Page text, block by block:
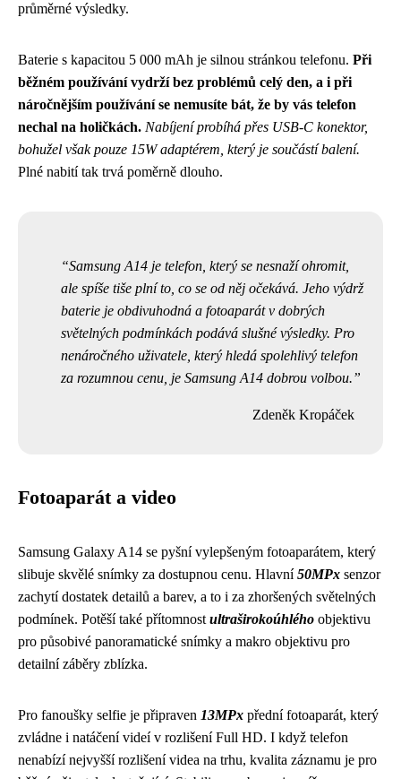
průměrné výsledky.
Baterie s kapacitou 5 000 mAh je silnou stránkou telefonu. Při
běžném používání vydrží bez problémů celý den, a i při
náročnějším používání se nemusíte bát, že by vás telefon
nechal na holičkách. Nabíjení probíhá přes USB-C konektor,
bohužel však pouze 15W adaptérem, který je součástí balení.
Plné nabití tak trvá poměrně dlouho.
Samsung A14 je telefon, který se nesnaží ohromit,
ale spíše tiše plní to, co se od něj očekává. Jeho výdrž
baterie je obdivuhodná a fotoaparát v dobrých
světelných podmínkách podává slušné výsledky. Pro
nenáročného uživatele, který hledá spolehlivý telefon
za rozumnou cenu, je Samsung A14 dobrou volbou.
Zdeněk Kropáček
Fotoaparát a video
Samsung Galaxy A14 se pyšní vylepšeným fotoaparátem, který
slibuje skvělé snímky za dostupnou cenu. Hlavní50MPx senzor
zachytí dostatek detailů a barev, a to i za zhoršených světelných
podmínek. Potěší také přítomnost ultraširokoúhlého objektivu
pro působivé panoramatické snímky a makro objektivu pro
detailní záběry zblízka.
Pro fanoušky selfie je připraven 13MPx přední fotoaparát, který
zvládne i natáčení videí v rozlišení Full HD. I když telefon
nenabízí nejvyšší rozlišení videa na trhu, kvalita záznamu je pro